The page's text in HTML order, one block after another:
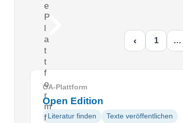
e
P
l
a
t
t
f
o
r
m
f
‹ 1 …
OA-Plattform
Open Edition
Literatur finden Texte veröffentlichen